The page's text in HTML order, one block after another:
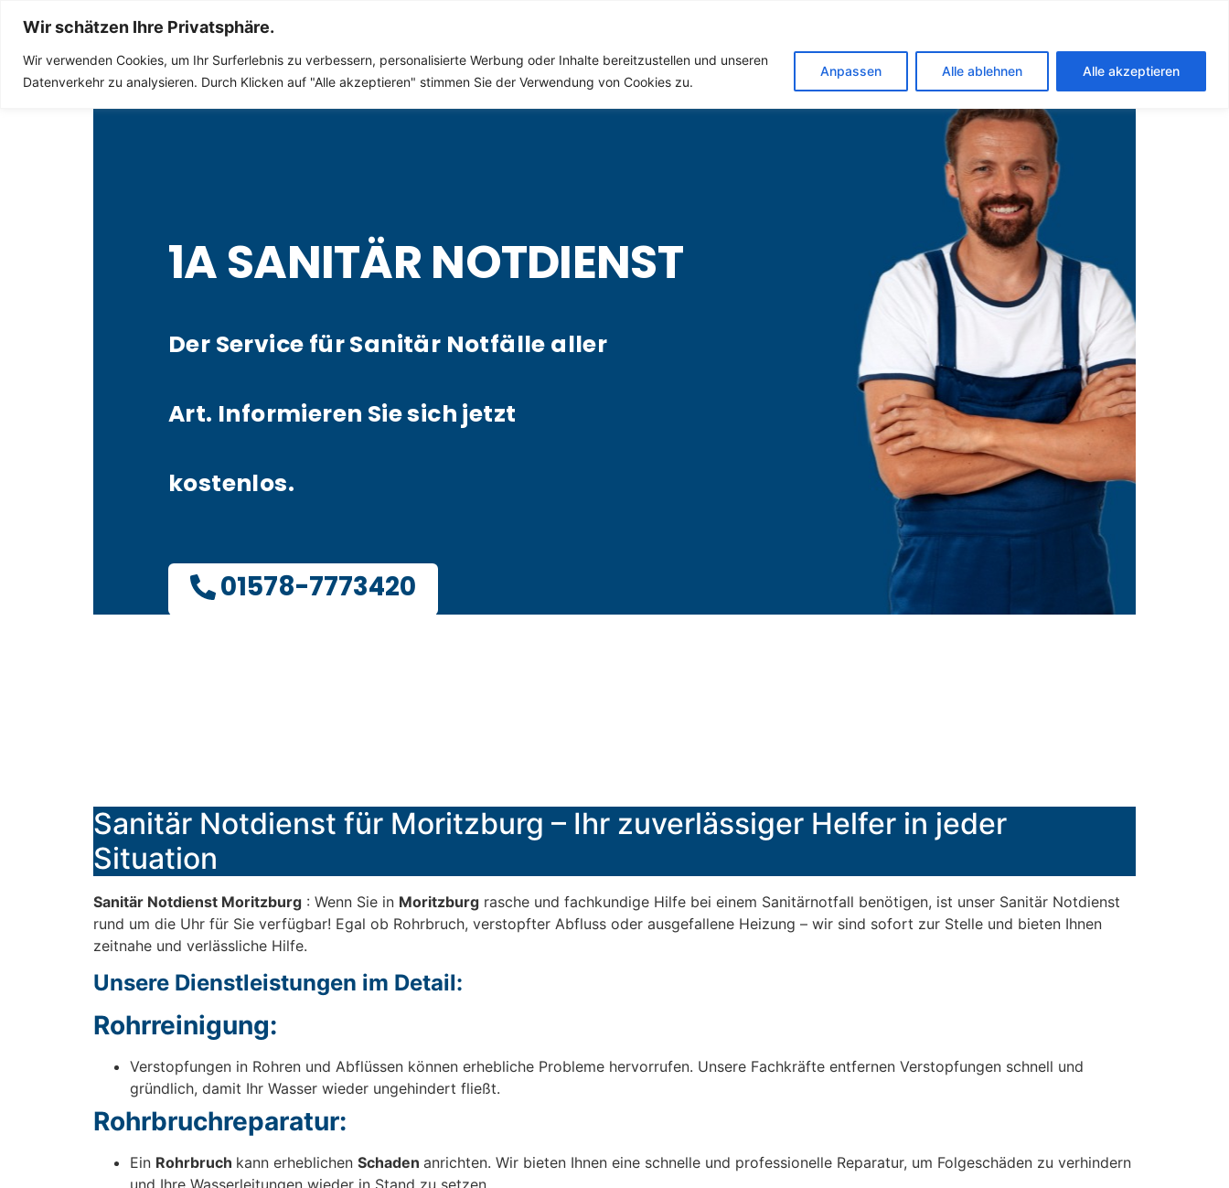
Wir schätzen Ihre Privatsphäre.
Wir verwenden Cookies, um Ihr Surferlebnis zu verbessern, personalisierte Werbung oder Inhalte bereitzustellen und unseren
Datenverkehr zu analysieren. Durch Klicken auf "Alle akzeptieren" stimmen Sie der Verwendung von Cookies zu.
Anpassen Alle ablehnen Alle akzeptieren
Sanitär Notdienst (Klempner) für Moritzburg
1A SANITÄR NOTDIENST
Der Service für Sanitär Notfälle aller
Art. Informieren Sie sich jetzt
kostenlos.
01578-7773420
Sanitär Notdienst für Moritzburg – Ihr zuverlässiger Helfer in jeder
Situation
Sanitär Notdienst Moritzburg : Wenn Sie in Moritzburg rasche und fachkundige Hilfe bei einem Sanitärnotfall benötigen, ist unser Sanitär Notdienst
rund um die Uhr für Sie verfügbar! Egal ob Rohrbruch, verstopfter Abfluss oder ausgefallene Heizung – wir sind sofort zur Stelle und bieten Ihnen
zeitnahe und verlässliche Hilfe.
Unsere Dienstleistungen im Detail:
Rohrreinigung:
Verstopfungen in Rohren und Abflüssen können erhebliche Probleme hervorrufen. Unsere Fachkräfte entfernen Verstopfungen schnell und
gründlich, damit Ihr Wasser wieder ungehindert fließt.
Rohrbruchreparatur:
Ein Rohrbruch kann erheblichen Schaden anrichten. Wir bieten Ihnen eine schnelle und professionelle Reparatur, um Folgeschäden zu verhindern
und Ihre Wasserleitungen wieder in Stand zu setzen.